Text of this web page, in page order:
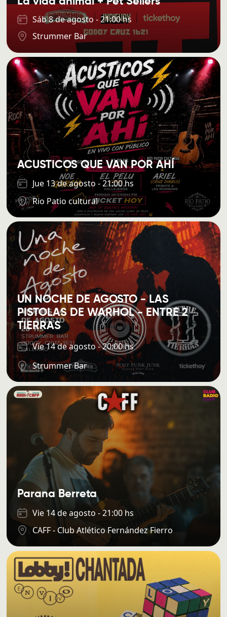
Sáb 8 de agosto - 21:00 hs
Strummer Bar
ACUSTICOS QUE VAN POR AHÍ
Jue 13 de agosto - 21:00 hs
Rio Patio cultural
UN NOCHE DE AGOSTO - LAS
PISTOLAS DE WARHOL - ENTRE 2
TIERRAS
Vie 14 de agosto - 20:00 hs
Strummer Bar
Parana Berreta
Vie 14 de agosto - 21:00 hs
CAFF - Club Atlético Fernández Fierro